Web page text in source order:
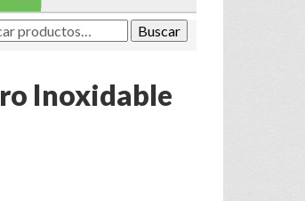
Buscar
Inoxidable